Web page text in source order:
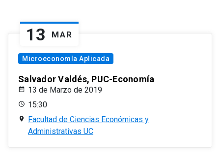
13 MAR
Microeconomía Aplicada
Salvador Valdés, PUC-Economía
13 de Marzo de 2019
15:30
Facultad de Ciencias Económicas y
Administrativas UC